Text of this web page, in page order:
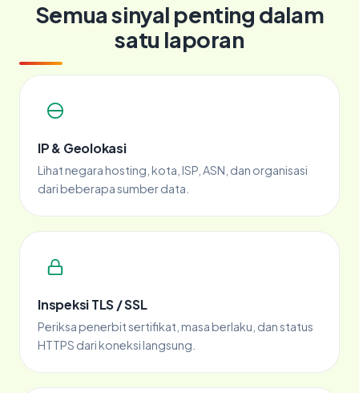
Semua sinyal penting dalam
satu laporan
IP & Geolokasi
Lihat negara hosting, kota, ISP, ASN, dan organisasi
dari beberapa sumber data.
Inspeksi TLS / SSL
Periksa penerbit sertifikat, masa berlaku, dan status
HTTPS dari koneksi langsung.